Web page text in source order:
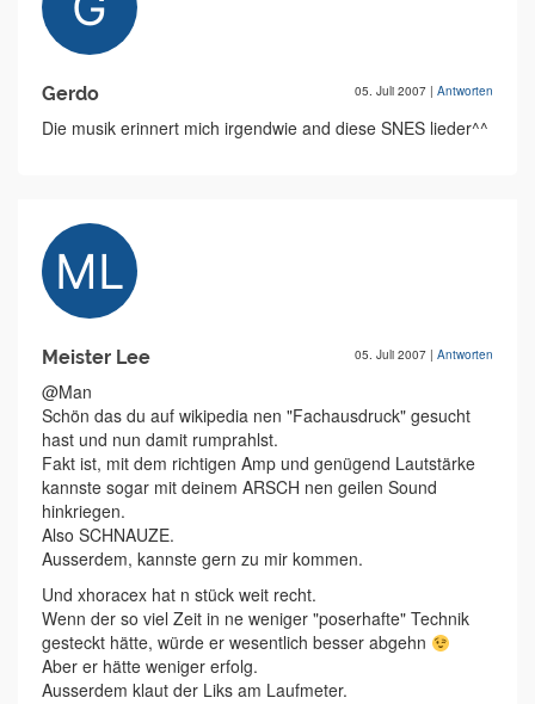
Gerdo 05. Juli 2007 | Antworten
Die musik erinnert mich irgendwie and diese SNES lieder^^
Meister Lee 05. Juli 2007 | Antworten
@Man
Schön das du auf wikipedia nen "Fachausdruck" gesucht
hast und nun damit rumprahlst.
Fakt ist, mit dem richtigen Amp und genügend Lautstärke
kannste sogar mit deinem ARSCH nen geilen Sound
hinkriegen.
Also SCHNAUZE.
Ausserdem, kannste gern zu mir kommen.
Und xhoracex hat n stück weit recht.
Wenn der so viel Zeit in ne weniger "poserhafte" Technik
gesteckt hätte, würde er wesentlich besser abgehn
Aber er hätte weniger erfolg.
Ausserdem klaut der Liks am Laufmeter.